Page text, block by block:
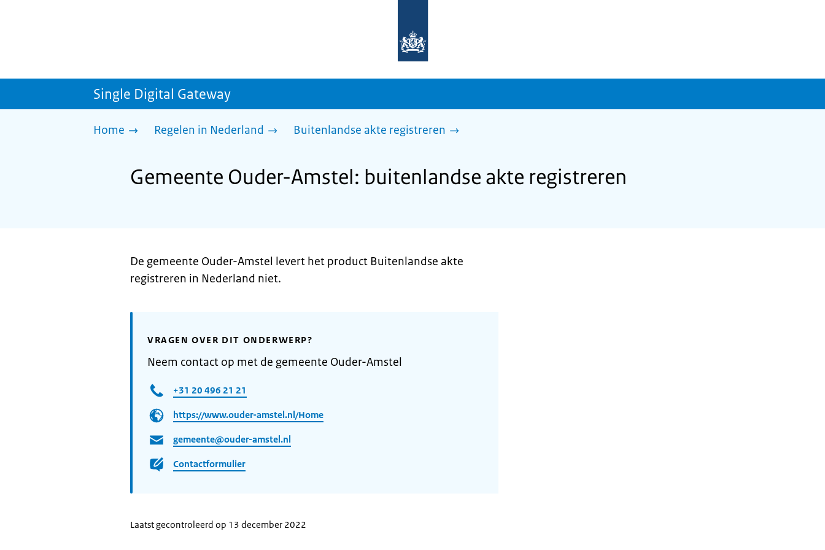
homepage
sdg.rijksoverheid.nl
Single Digital Gateway
Home Regelen in Nederland Buitenlandse akte registreren
Gemeente Ouder-Amstel: buitenlandse akte registreren
De gemeente Ouder-Amstel levert het product Buitenlandse akte
registreren in Nederland niet.
VRAGEN OVER DIT ONDERWERP?
Neem contact op met de gemeente Ouder-Amstel
+31 20 496 21 21
https://www.ouder-amstel.nl/Home
gemeente@ouder-amstel.nl
Contactformulier
Laatst gecontroleerd op 13 december 2022